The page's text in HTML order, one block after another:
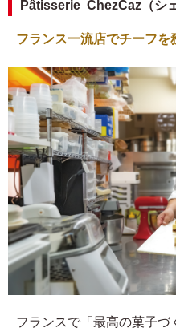
Pâtisserie ChezCaz（シ
フランス一流店でチーフ
フランスで「最高の菓子